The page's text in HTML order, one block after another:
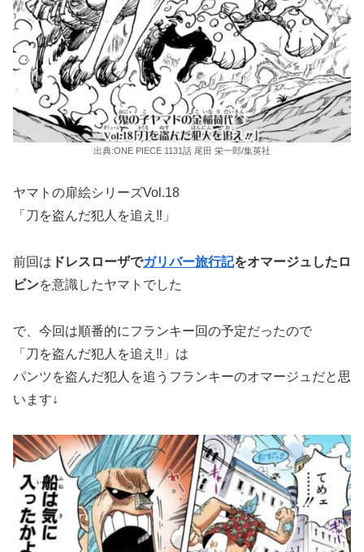
出典:ONE PIECE 1131話 尾田 栄一郎/集英社
ヤマトの扉絵シリーズVol.18
「刀を盗んだ犯人を追え‼︎」
前回は ドレスローザでガリバー旅行記をオマージュしたロ
ビンを意識したヤマトでした
で、今回は順番的にフランキー回の予定だったので
「刀を盗んだ犯人を追え‼︎」は
パンツを盗んだ犯人を追うフランキーのオマージュだと思
います↓